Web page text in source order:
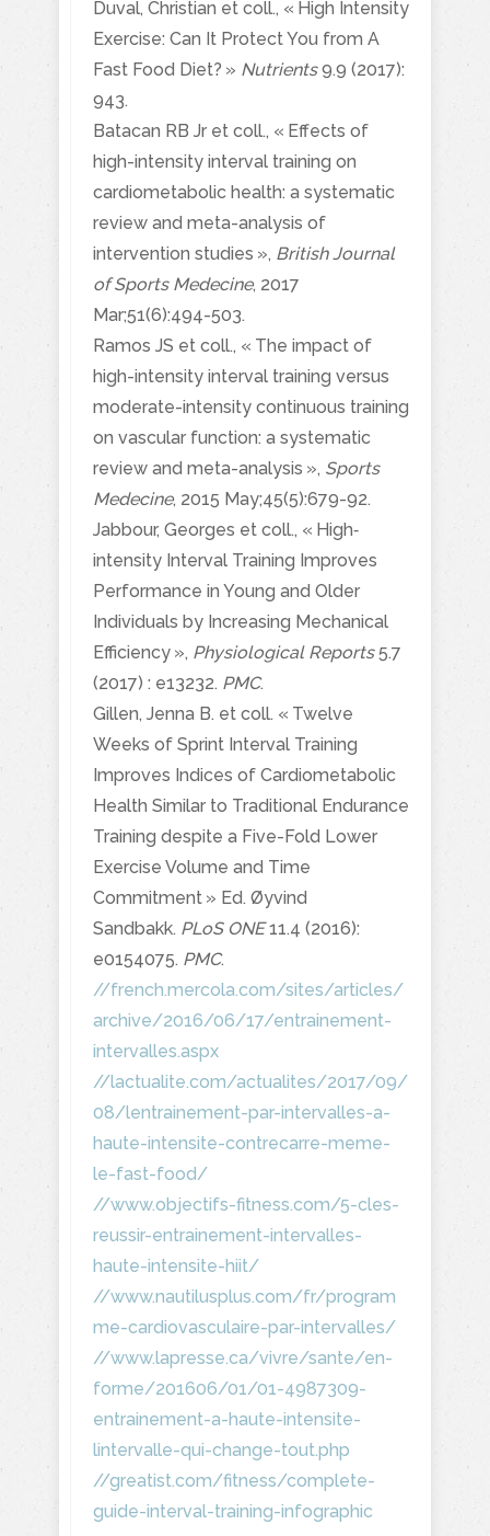
Duval, Christian et coll., « High Intensity
Exercise: Can It Protect You from A
Fast Food Diet? » Nutrients9.9 (2017):
943.
Batacan RB Jr et coll., « Effects of
high-intensity interval training on
cardiometabolic health: a systematic
review and meta-analysis of
intervention studies », British Journal
of Sports Medecine, 2017
Mar;51(6):494-503.
Ramos JS et coll., « The impact of
high-intensity interval training versus
moderate-intensity continuous training
on vascular function: a systematic
review and meta-analysis », Sports
Medecine, 2015 May;45(5):679-92.
Jabbour, Georges et coll., « High‐
intensity Interval Training Improves
Performance in Young and Older
Individuals by Increasing Mechanical
Efficiency », Physiological Reports5.7
(2017) : e13232. PMC.
Gillen, Jenna B. et coll. « Twelve
Weeks of Sprint Interval Training
Improves Indices of Cardiometabolic
Health Similar to Traditional Endurance
Training despite a Five-Fold Lower
Exercise Volume and Time
Commitment » Ed. Øyvind
Sandbakk. PLoS ONE11.4 (2016):
e0154075. PMC.
//french.mercola.com/sites/articles/
archive/2016/06/17/entrainement-
intervalles.aspx
//lactualite.com/actualites/2017/09/
08/lentrainement-par-intervalles-a-
haute-intensite-contrecarre-meme-
le-fast-food/
//www.objectifs-fitness.com/5-cles-
reussir-entrainement-intervalles-
haute-intensite-hiit/
//www.nautilusplus.com/fr/program
me-cardiovasculaire-par-intervalles/
//www.lapresse.ca/vivre/sante/en-
forme/201606/01/01-4987309-
entrainement-a-haute-intensite-
lintervalle-qui-change-tout.php
//greatist.com/fitness/complete-
guide-interval-training-infographic